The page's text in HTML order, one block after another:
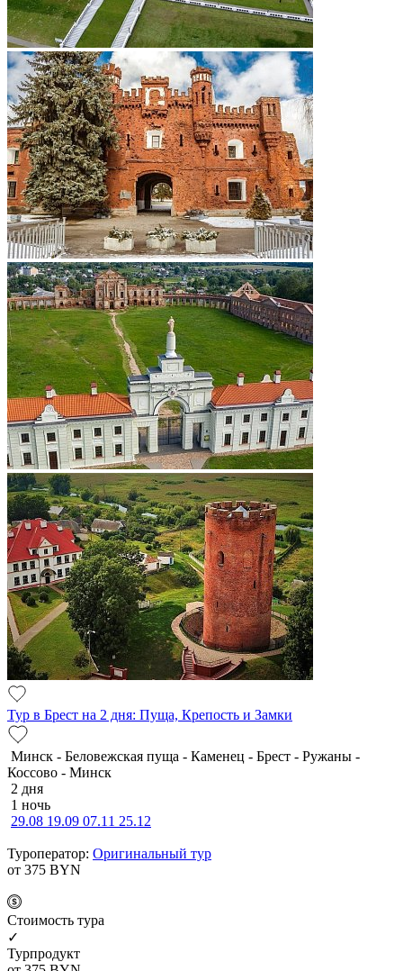
Тур в Брест на 2 дня: Пуща, Крепость и Замки
Минск - Беловежская пуща - Каменец - Брест - Ружаны -
Коссово - Минск
2 дня
1 ночь
29.08 19.09 07.11 25.12
Туроператор: Оригинальный тур
от 375 BYN
Cтоимость тура
✓
Турпродукт